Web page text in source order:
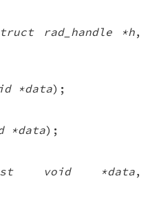
rad_handle *h,
*data);
*data);
void *data,